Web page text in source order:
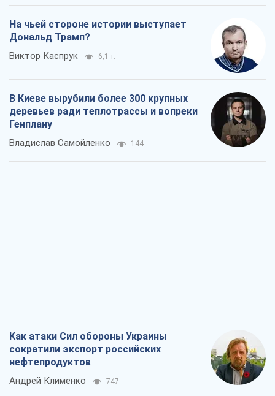
На чьей стороне истории выступает
Дональд Трамп?
Виктор Каспрук 6,1 т.
В Киеве вырубили более 300 крупных
деревьев ради теплотрассы и вопреки
Генплану
Владислав Самойленко 144
Как атаки Сил обороны Украины
сократили экспорт российских
нефтепродуктов
Андрей Клименко 747